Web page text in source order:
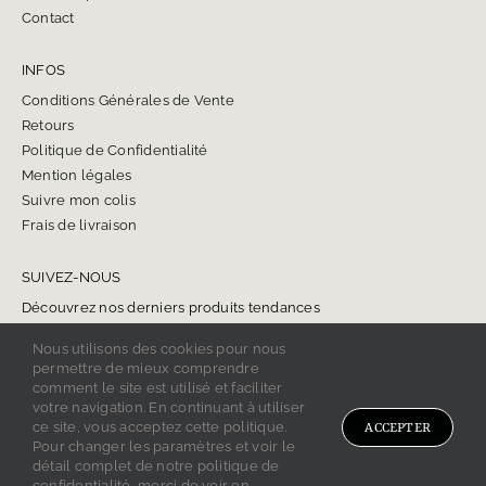
Contact
INFOS
Conditions Générales de Vente
Retours
Politique de Confidentialité
Mention légales
Suivre mon colis
Frais de livraison
SUIVEZ-NOUS
Découvrez nos derniers produits tendances
Copyright 2024 BIJOU ONYX.
Tous droits réservés.
Nous utilisons des cookies pour nous
permettre de mieux comprendre
comment le site est utilisé et faciliter
votre navigation. En continuant à utiliser
ce site, vous acceptez cette politique.
Pour changer les paramètres et voir le
détail complet de notre politique de
ACCEPTER